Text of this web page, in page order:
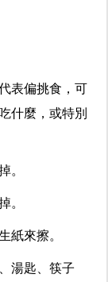
表偏挑食，可
什麼，或特別
。
。
紙來擦。
湯匙、筷子